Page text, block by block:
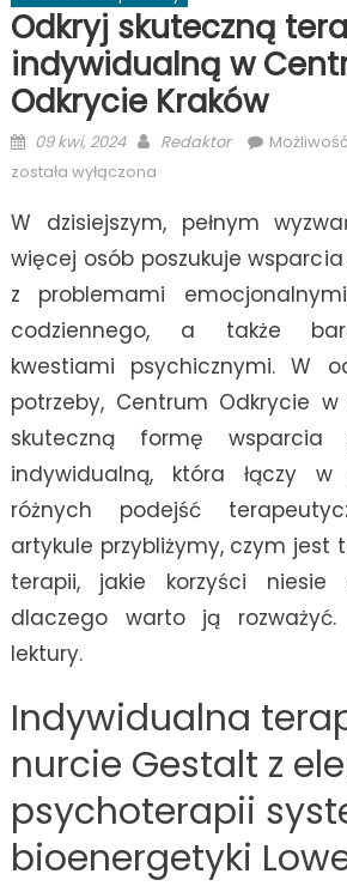
Odkryj skuteczną
indywidualną w
Odkrycie Kraków
Posted
on
09 kwi, 2024 Author
Redaktor
została wyłączona
W dzisiejszym, pełnym
więcej osób poszukuje
z problemami
codziennego, a także
kwestiami psychicznymi. W
potrzeby, Centrum Odkrycie w
skuteczną formę wsparcia
indywidualną, która łączy
różnych podejść
artykule przybliżymy, czym jest
terapii, jakie korzyści niesie
dlaczego warto ją
lektury.
Indywidualna
nurcie Gestalt z
psychoterapii
bioenergetyki